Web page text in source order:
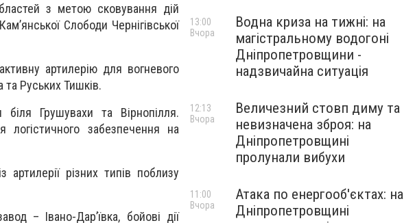
з метою сковування дій
Слободи Чернігівської
артилерію для вогневого
та Руських Тишків.
Грушувахи та Вірнопілля.
забезпечення на
різних типів поблизу
– Івано-Дарʼївка, бойові дії
Водна криза на тижні: на
магістральному водогоні
Дніпропетровщини -
надзвичайна ситуація
13:00
Вчора
Величезний стовп диму та
невизначена зброя: на
Дніпропетровщині
пролунали вибухи
12:13
Вчора
Атака по енергооб'єктах: на
Дніпропетровщині
11:00
Вчора